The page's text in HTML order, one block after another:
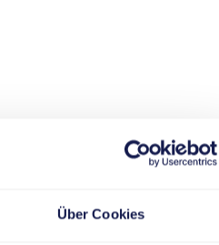
Über Cookies